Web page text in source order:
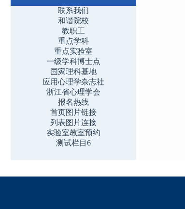
联系我们
和谐院校
教职工
重点学科
重点实验室
一级学科博士点
国家理科基地
应用心理学杂志社
浙江省心理学会
报名热线
首页图片链接
列表图片连接
实验室教室预约
测试栏目6